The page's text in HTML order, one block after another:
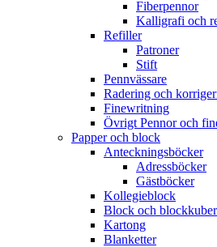
Fiberpennor
Kalligrafi och
Refiller
Patroner
Stift
Pennvässare
Radering och
Finewritning
Övrigt Pennor och
Papper och block
Anteckningsböcker
Adressböcker
Gästböcker
Kollegieblock
Block och blockkuber
Kartong
Blanketter